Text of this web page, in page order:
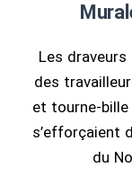
Les
des
et tourne-bille
s’efforçaient
du